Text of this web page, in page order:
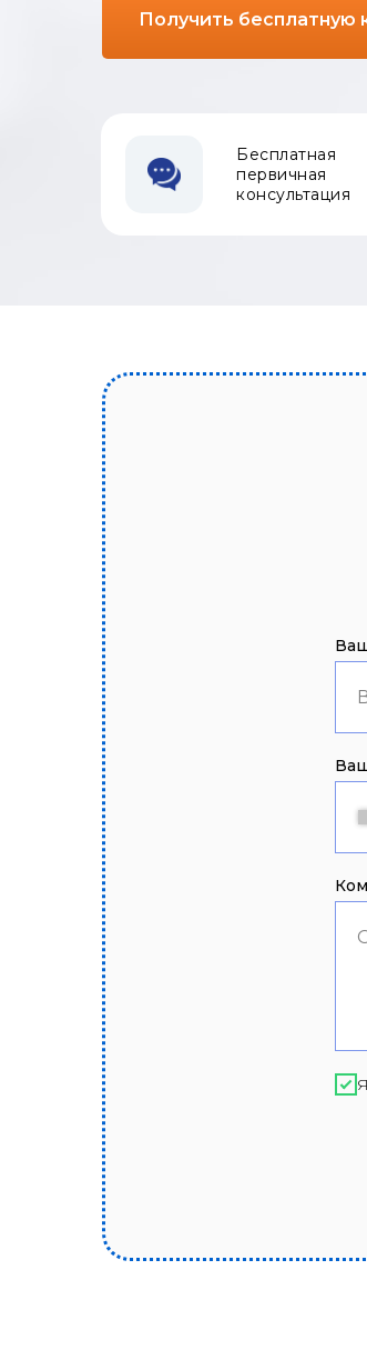
Бесплатная
первичная
консультация
Получить бесплатную